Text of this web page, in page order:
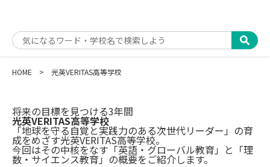
HOME 光英VERITAS高等学校
将来の目標を見つける3年間
光英VERITAS高等学校
「地球を守る自覚と実践力のある次世代リーダー」の育
成をめざす光英VERITAS高等学校。
今回はその中核をなす「英語・グローバル教育」と「理
数・サイエンス教育」の概要をご紹介します。